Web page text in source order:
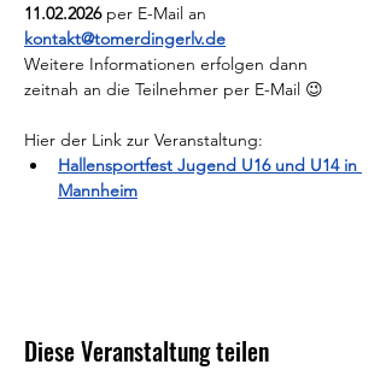
11.02.2026 per E-Mail an
kontakt@tomerdingerlv.de
Weitere Informationen erfolgen dann
zeitnah an die Teilnehmer per E-Mail 😉
Hier der Link zur Veranstaltung:
Hallensportfest Jugend U16 und U14 in
Mannheim
Diese Veranstaltung teilen